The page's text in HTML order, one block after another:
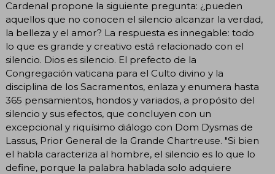
Cardenal propone la siguiente pregunta: ¿pueden
aquellos que no conocen el silencio alcanzar la verdad,
la belleza y el amor? La respuesta es innegable: todo
lo que es grande y creativo está relacionado con el
silencio. Dios es silencio. El prefecto de la
Congregación vaticana para el Culto divino y la
disciplina de los Sacramentos, enlaza y enumera hasta
365 pensamientos, hondos y variados, a propósito del
silencio y sus efectos, que concluyen con un
excepcional y riquísimo diálogo con Dom Dysmas de
Lassus, Prior General de la Grande Chartreuse. "Si bien
el habla caracteriza al hombre, el silencio es lo que lo
define, porque la palabra hablada solo adquiere